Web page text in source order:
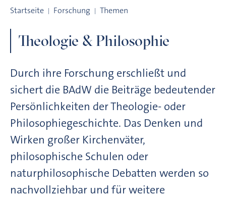
Startseite Forschung Themen
Theologie & Philosophie
Durch ihre Forschung erschließt und
sichert die BAdW die Beiträge bedeutender
Persönlichkeiten der Theologie- oder
Philosophiegeschichte. Das Denken und
Wirken großer Kirchenväter,
philosophische Schulen oder
naturphilosophische Debatten werden so
nachvollziehbar und für weitere